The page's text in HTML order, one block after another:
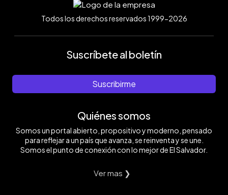
Todos los derechos reservados 1999-2026
Suscríbete al boletín
Suscribirme
Quiénes somos
Somos un portal abierto, propositivo y moderno, pensado
para reflejar a un país que avanza, se reinventa y se une.
Somos el punto de conexión con lo mejor de El Salvador.
Ver mas ❯